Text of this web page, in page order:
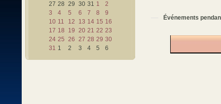
27 28 29 30 31 1
2
3
4 5 6 7 8
9
10 11 12 13 14 15 16
17 18 19 20 21 22 23
24 25 26 27 28 29 30
31 1 2 3 4 5 6
Événements